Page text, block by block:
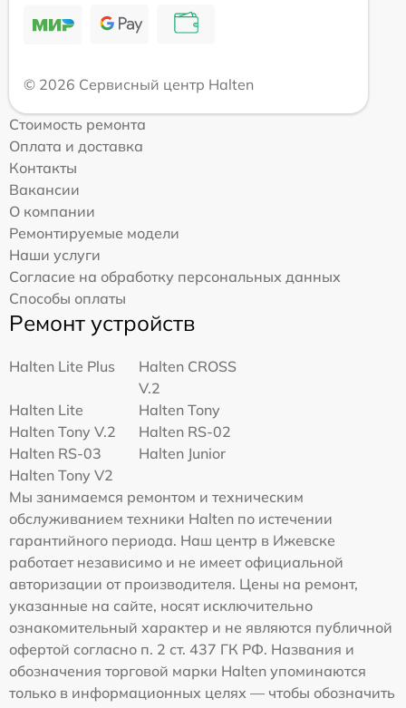
© 2026 Сервисный центр Halten
Стоимость ремонта
Оплата и доставка
Контакты
Вакансии
О компании
Ремонтируемые модели
Наши услуги
Согласие на обработку персональных данных
Способы оплаты
Ремонт устройств
Halten Lite Plus
Halten CROSS
V.2
Halten Lite
Halten Tony
Halten Tony V.2
Halten RS-02
Halten RS-03
Halten Junior
Halten Tony V2
Мы занимаемся ремонтом и техническим
обслуживанием техники Halten по истечении
гарантийного периода. Наш центр в Ижевске
работает независимо и не имеет официальной
авторизации от производителя. Цены на ремонт,
указанные на сайте, носят исключительно
ознакомительный характер и не являются публичной
офертой согласно п. 2 ст. 437 ГК РФ. Названия и
обозначения торговой марки Halten упоминаются
только в информационных целях — чтобы обозначить